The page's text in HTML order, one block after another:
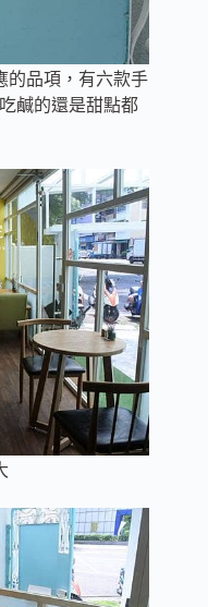
的品項，有六款手
鹹的還是甜點都